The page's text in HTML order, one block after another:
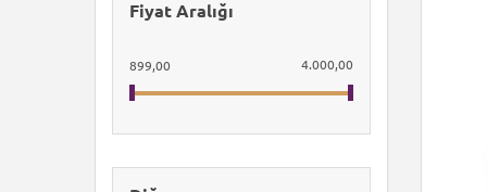
Fiyat Aralığı
899,00 4.000,00